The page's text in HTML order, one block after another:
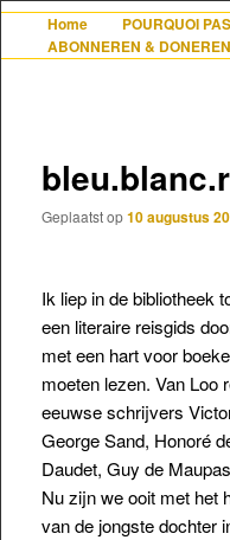
Hollandais
De gezelligste website voor
HoofdmenuSpring naar de
Spring naar de
Home
POURQUOI
ABONNEREN & DONEREN
Geplaatst op10 augustus
Ik liep in de bibliotheek
een literaire reisgids
met een hart voor
moeten lezen. Van Loo
eeuwse schrijvers
George Sand, Honoré
Daudet, Guy de
Nu zijn we ooit met het
van de jongste dochter